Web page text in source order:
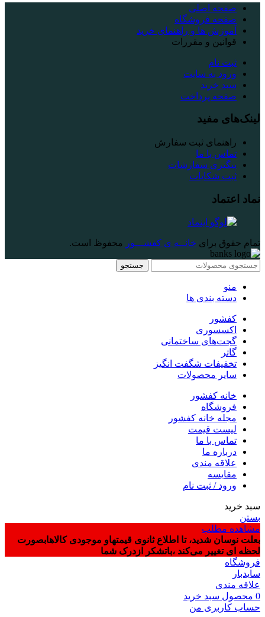
صفحه اصلی
صفحه فروشگاه
آموزش ها و راهنمای خرید
قوانین و مقررات
ثبت نام
ورود به سایت
سبد خرید
صفحه پرداخت
لینک‌های مفید
راهنمای ثبت سفارش
تماس با ما
پیگیری سفارشات
ثبت شکایات
نماد اعتماد
تمام حقوق برای خانــه ی کفشـــور محفوظ است.
جستجو
منو
دسته بندی ها
کفشور
اکسسوری
گجت‌های ساختمانی
گاتر
تخفیفات شگفت انگیز
سایر محصولات
خانه کفشور
فروشگاه
مجله خانه کفشور
لیست قیمت
تماس با ما
درباره ما
علاقه مندی
مقایسه
ورود / ثبت نام
سبد خرید
بستن
مشاهده مطلب
بعلت نوسان شدید، تا اطلاع ثانوی قیمتهاو موجودی کالاهابصورت
لحظه ای تغییر می‌کند ،باتشکر ازدرک شما
فروشگاه
سایدبار
علاقه مندی
0 محصول سبد خرید
حساب کاربری من